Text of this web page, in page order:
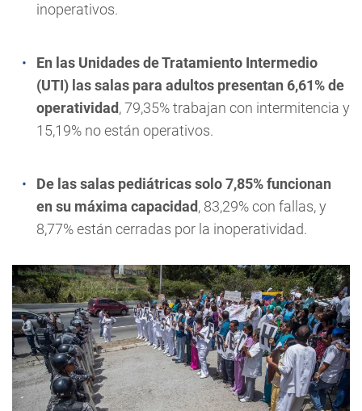
inoperativos.
En las Unidades de Tratamiento Intermedio
(UTI) las salas para adultos presentan 6,61% de
operatividad, 79,35% trabajan con intermitencia y
15,19% no están operativos.
De las salas pediátricas solo 7,85% funcionan
en su máxima capacidad, 83,29% con fallas, y
8,77% están cerradas por la inoperatividad.